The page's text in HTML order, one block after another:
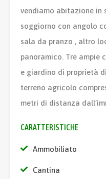
vendiamo abitazione in
soggiorno con angolo
sala da pranzo , altro
panoramico. Tre ampie
e giardino di proprietà
terreno agricolo
metri di distanza
CARATTERISTICHE
Ammobiliato
Cantina